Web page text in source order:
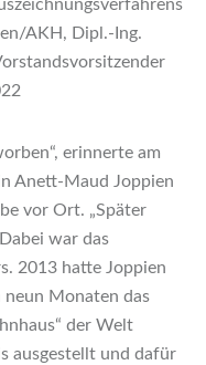
AKH, Dipl.-Ing.
erinnerte am
Anett-Maud Joppien
vor Ort. „Später
war das
2013 hatte Joppien
neun Monaten das
der Welt
ausgestellt und dafür